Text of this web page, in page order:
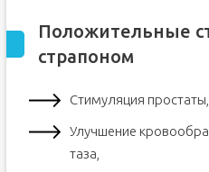
Положительные
страпоном
Стимуляция простаты,
Улучшение
таза,